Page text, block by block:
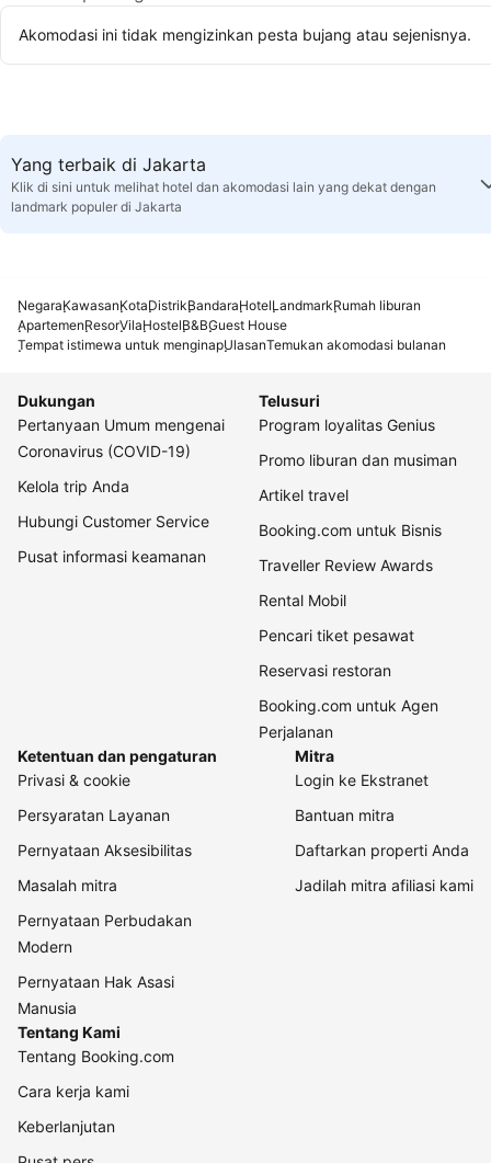
Akomodasi ini tidak mengizinkan pesta bujang atau sejenisnya.
Yang terbaik di Jakarta
Klik di sini untuk melihat hotel dan akomodasi lain yang dekat dengan
landmark populer di Jakarta
NegaraKawasanKotaDistrikBandaraHotelLandmarkRumah liburan
ApartemenResorVilaHostelB&BGuest House
Tempat istimewa untuk menginapUlasanTemukan akomodasi bulanan
Dukungan
Pertanyaan Umum mengenai
Coronavirus (COVID-19)
Kelola trip Anda
Hubungi Customer Service
Pusat informasi keamanan
Telusuri
Program loyalitas Genius
Promo liburan dan musiman
Artikel travel
Booking.com untuk Bisnis
Traveller Review Awards
Rental Mobil
Pencari tiket pesawat
Reservasi restoran
Booking.com untuk Agen
Perjalanan
Ketentuan dan pengaturan
Privasi & cookie
Persyaratan Layanan
Pernyataan Aksesibilitas
Masalah mitra
Pernyataan Perbudakan
Modern
Pernyataan Hak Asasi
Manusia
Mitra
Login ke Ekstranet
Bantuan mitra
Daftarkan properti Anda
Jadilah mitra afiliasi kami
Tentang Kami
Tentang Booking.com
Cara kerja kami
Keberlanjutan